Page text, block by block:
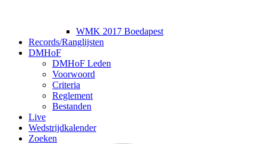
WMK 2017 Boedapest
Records/Ranglijsten
DMHoF
DMHoF Leden
Voorwoord
Criteria
Reglement
Bestanden
Live
Wedstrijdkalender
Zoeken